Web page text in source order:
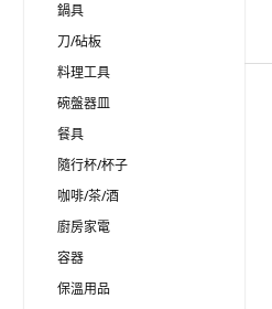
鍋具
刀/砧板
料理工具
碗盤器皿
餐具
隨行杯/杯子
咖啡/茶/酒
廚房家電
容器
保溫用品